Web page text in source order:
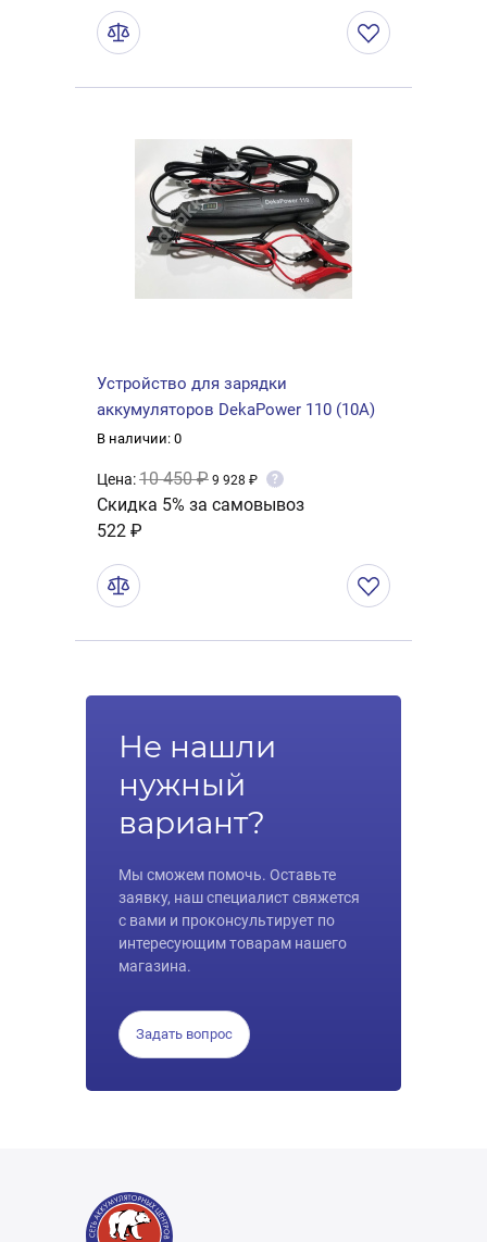
Устройство для зарядки
аккумуляторов DekaPower 110 (10A)
В наличии: 0
Цена:10 450 ₽ 9 928 ₽ ?
Скидка 5% за самовывоз
522 ₽
Не нашли
нужный
вариант?
Мы сможем помочь. Оставьте
заявку, наш специалист свяжется
с вами и проконсультирует по
интересующим товарам нашего
магазина.
Задать вопрос